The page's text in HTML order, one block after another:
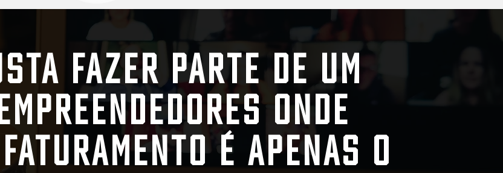
fazer parte de um
onde
é apenas o